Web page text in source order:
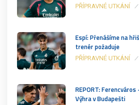
PŘÍPRAVNÉ UTKÁNÍ
Espí: Přenášíme na
trenér požaduje
PŘÍPRAVNÉ UTKÁNÍ
REPORT:
Výhra v Budapešti